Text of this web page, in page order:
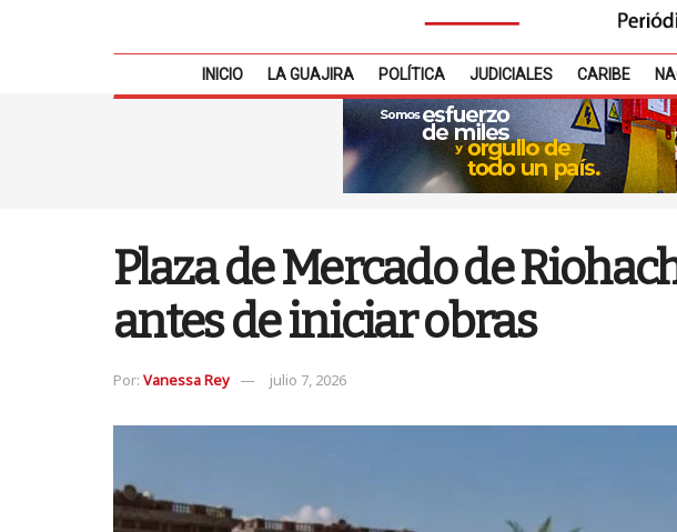
INICIO LA GUAJIRA POLÍTICA JUDICIALES CARIBE
Plaza de Mercado de
antes de iniciar obras
Por: Vanessa Rey julio 7, 2026